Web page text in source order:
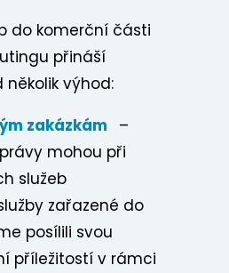
do komerční části
přináší
několik výhod:
zakázkám
–
mohou při
služeb
zařazené do
posílili svou
příležitostí v rámci